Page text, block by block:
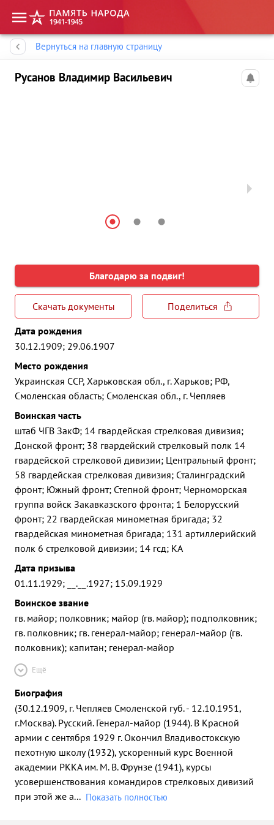
Вернуться на главную страницу
Русанов Владимир Васильевич
Благодарю за подвиг!
Скачать документы
Поделиться
Дата рождения
30.12.1909; 29.06.1907
Место рождения
Украинская ССР, Харьковская обл., г. Харьков; РФ,
Смоленская область; Смоленская обл., г. Чепляев
Воинская часть
штаб ЧГВ ЗакФ; 14 гвардейская стрелковая дивизия;
Донской фронт; 38 гвардейский стрелковый полк 14
гвардейской стрелковой дивизии; Центральный фронт;
58 гвардейская стрелковая дивизия; Сталинградский
фронт; Южный фронт; Степной фронт; Черноморская
группа войск Закавказского фронта; 1 Белорусский
фронт; 22 гвардейская минометная бригада; 32
гвардейская минометная бригада; 131 артиллерийский
полк 6 стрелковой дивизии; 14 гсд; КА
Дата призыва
01.11.1929; __.__.1927; 15.09.1929
Воинское звание
гв. майор; полковник; майор (гв. майор); подполковник;
гв. полковник; гв. генерал-майор; генерал-майор (гв.
полковник); капитан; генерал-майор
Ещё
Биография
(30.12.1909, г. Чепляев Смоленской губ. - 12.10.1951,
г.Москва). Русский. Генерал-майор (1944). В Красной
армии с сентября 1929 г. Окончил Владивостокскую
пехотную школу (1932), ускоренный курс Военной
академии РККА им. М. В. Фрунзе (1941), курсы
усовершенствования командиров стрелковых дивизий
при этой же а... Показать полностью
Память народа